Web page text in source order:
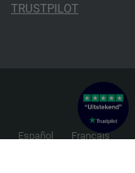
TRUSTPILOT
Español
Français